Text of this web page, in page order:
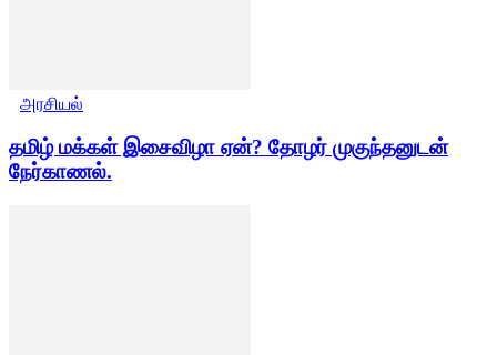
அரசியல்
தமிழ் மக்கள் இசைவிழா ஏன்? தோழர் முகுந்தனுடன்
நேர்காணல்.